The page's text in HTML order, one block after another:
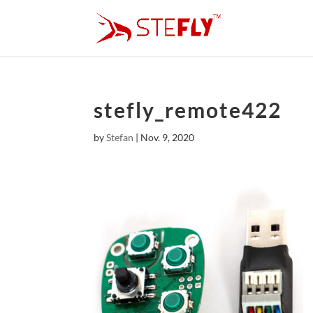
stefly_remote422
byStefan | Nov. 9, 2020